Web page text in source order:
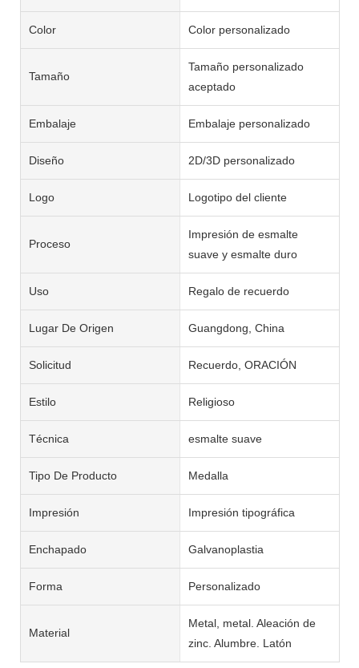
Color Color personalizado
Tamaño
Tamaño personalizado
aceptado
Embalaje Embalaje personalizado
Diseño 2D/3D personalizado
Logo Logotipo del cliente
Proceso
Impresión de esmalte
suave y esmalte duro
Uso Regalo de recuerdo
Lugar De Origen Guangdong, China
Solicitud Recuerdo, ORACIÓN
Estilo Religioso
Técnica esmalte suave
Tipo De Producto Medalla
Impresión Impresión tipográfica
Enchapado Galvanoplastia
Forma Personalizado
Material
Metal, metal. Aleación de
zinc. Alumbre. Latón